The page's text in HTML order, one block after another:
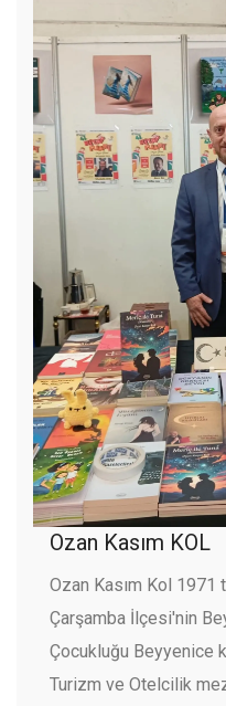
Ozan Kasım KOL
Ozan Kasım Kol 1971
Çarşamba İlçesi'nin
Çocukluğu Beyyenice
Turizm ve Otelcilik